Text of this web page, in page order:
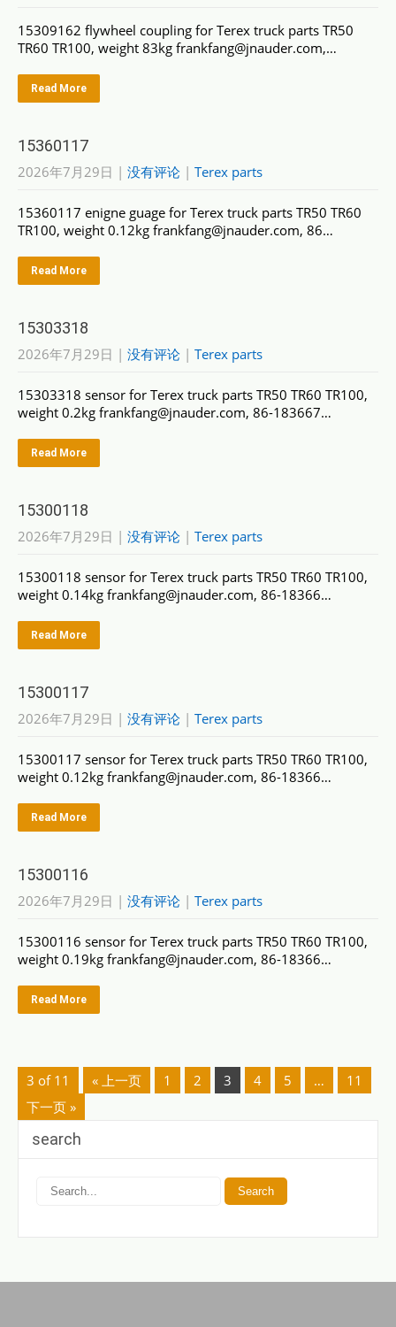
15309162 flywheel coupling for Terex truck parts TR50
TR60 TR100, weight 83kg frankfang@jnauder.com,…
Read More
15360117
2026年7月29日 | 没有评论 | Terex parts
15360117 enigne guage for Terex truck parts TR50 TR60
TR100, weight 0.12kg frankfang@jnauder.com, 86…
Read More
15303318
2026年7月29日 | 没有评论 | Terex parts
15303318 sensor for Terex truck parts TR50 TR60 TR100,
weight 0.2kg frankfang@jnauder.com, 86-183667…
Read More
15300118
2026年7月29日 | 没有评论 | Terex parts
15300118 sensor for Terex truck parts TR50 TR60 TR100,
weight 0.14kg frankfang@jnauder.com, 86-18366…
Read More
15300117
2026年7月29日 | 没有评论 | Terex parts
15300117 sensor for Terex truck parts TR50 TR60 TR100,
weight 0.12kg frankfang@jnauder.com, 86-18366…
Read More
15300116
2026年7月29日 | 没有评论 | Terex parts
15300116 sensor for Terex truck parts TR50 TR60 TR100,
weight 0.19kg frankfang@jnauder.com, 86-18366…
Read More
3 of 11 « 上一页 1 2 3 4 5 …
11
下一页 »
search